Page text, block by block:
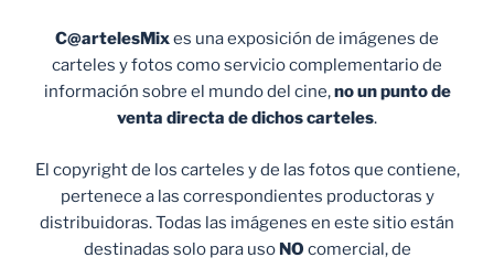
C@artelesMixes una exposición de imágenes de
carteles y fotos como servicio complementario de
información sobre el mundo del cine,no un punto de
venta directa de dichos carteles.
El copyright de los carteles y de las fotos que contiene,
pertenece a las correspondientes productoras y
distribuidoras. Todas las imágenes en este sitio están
destinadas solo para uso NO comercial, de